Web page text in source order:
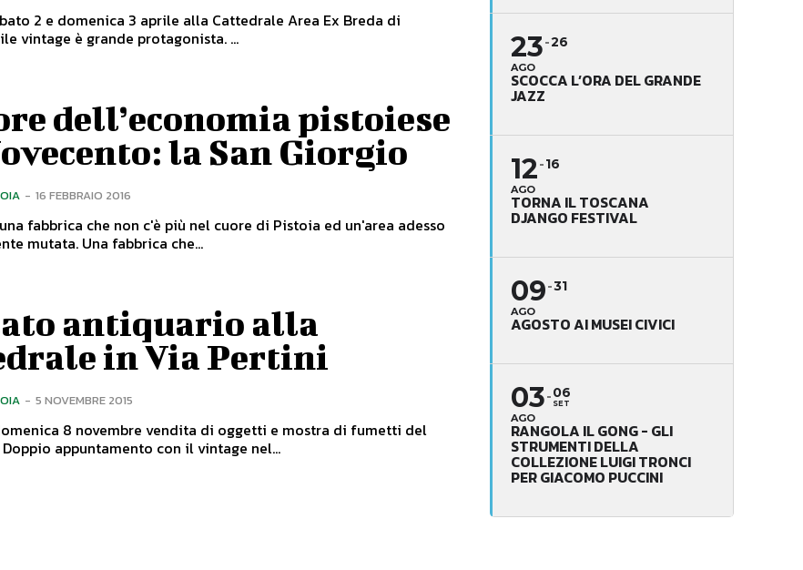
2 e domenica 3 aprile alla Cattedrale Area Ex Breda di
Pistoia, lo stile vintage è grande protagonista. ...
dell’economia pistoiese
la San Giorgio
- 16 FEBBRAIO 2016
fabbrica che non c'è più nel cuore di Pistoia ed un'area adesso
completamente mutata. Una fabbrica che...
antiquario alla
in Via Pertini
- 5 NOVEMBRE 2015
8 novembre vendita di oggetti e mostra di fumetti del
dopoguerra. Doppio appuntamento con il vintage nel...
23
AGO
26
SCOCCA L’ORA DEL GRANDE
JAZZ
12
AGO
16
TORNA IL TOSCANA
DJANGO FESTIVAL
09
AGO
31
AGOSTO AI MUSEI CIVICI
03
AGO
06
SET
RANGOLA IL GONG - GLI
STRUMENTI DELLA
COLLEZIONE LUIGI TRONCI
PER GIACOMO PUCCINI